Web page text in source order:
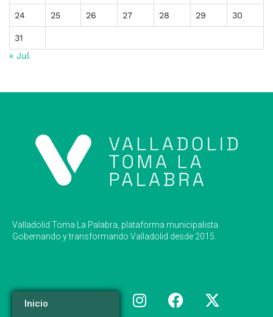
24 25 26 27 28 29 30
31
« Jul
Valladolid Toma La Palabra, plataforma municipalista.
Gobernando y transformando Valladolid desde 2015.
Inicio